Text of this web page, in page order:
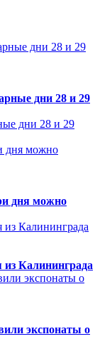
дни 28 и 29
дни 28 и 29
дня можно
из Калининграда
экспонаты о